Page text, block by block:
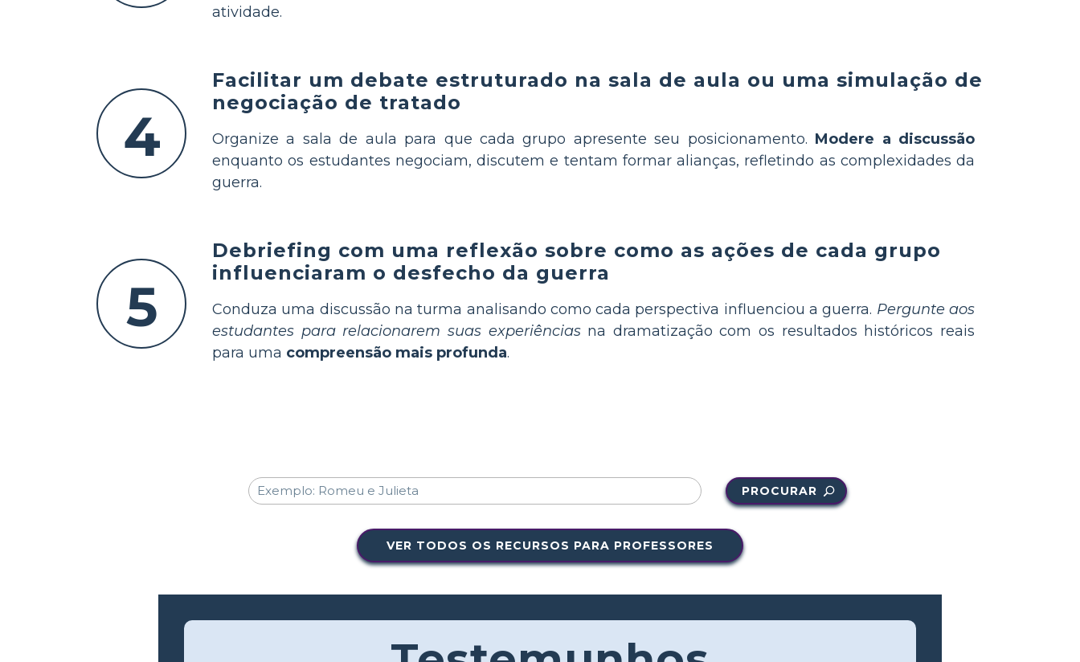
atividade.
4
Facilitar um debate estruturado na sala de aula ou uma simulação de
negociação de tratado
Organize a sala de aula para que cada grupo apresente seu posicionamento. Modere a discussão
enquanto os estudantes negociam, discutem e tentam formar alianças, refletindo as complexidades da
guerra.
5
Debriefing com uma reflexão sobre como as ações de cada grupo
influenciaram o desfecho da guerra
Conduza uma discussão na turma analisando como cada perspectiva influenciou a guerra. Pergunte aos
estudantes para relacionarem suas experiênciasna dramatização com os resultados históricos reais
para uma compreensão mais profunda.
PROCURAR
VER TODOS OS RECURSOS PARA PROFESSORES